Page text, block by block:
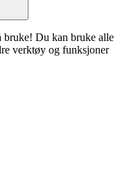
bruke! Du kan bruke alle
verktøy og funksjoner